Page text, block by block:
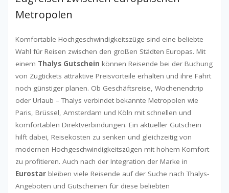
Metropolen
Komfortable Hochgeschwindigkeitszüge sind eine beliebte
Wahl für Reisen zwischen den großen Städten Europas. Mit
einem Thalys Gutschein können Reisende bei der Buchung
von Zugtickets attraktive Preisvorteile erhalten und ihre Fahrt
noch günstiger planen. Ob Geschäftsreise, Wochenendtrip
oder Urlaub – Thalys verbindet bekannte Metropolen wie
Paris, Brüssel, Amsterdam und Köln mit schnellen und
komfortablen Direktverbindungen. Ein aktueller Gutschein
hilft dabei, Reisekosten zu senken und gleichzeitig von
modernen Hochgeschwindigkeitszügen mit hohem Komfort
zu profitieren. Auch nach der Integration der Marke in
Eurostar bleiben viele Reisende auf der Suche nach Thalys-
Angeboten und Gutscheinen für diese beliebten